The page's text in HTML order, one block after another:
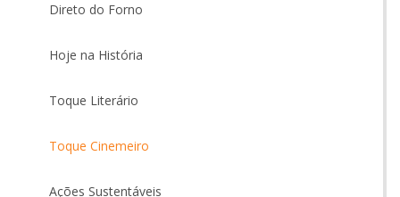
Direto do Forno
Hoje na História
Toque Literário
Toque Cinemeiro
Ações Sustentáveis